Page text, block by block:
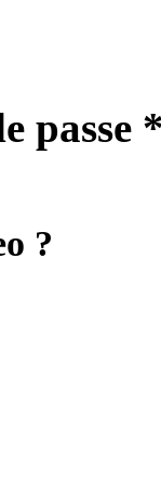
passe
?